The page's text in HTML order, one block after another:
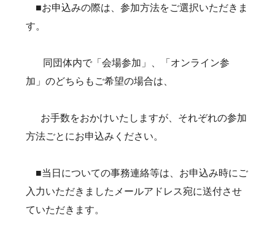
■お申込みの際は、参加方法をご選択いただきま
す。
同団体内で「会場参加」、「オンライン参
加」のどちらもご希望の場合は、
お手数をおかけいたしますが、それぞれの参加
方法ごとにお申込みください。
■当日についての事務連絡等は、お申込み時にご
入力いただきましたメールアドレス宛に送付させ
ていただきます。